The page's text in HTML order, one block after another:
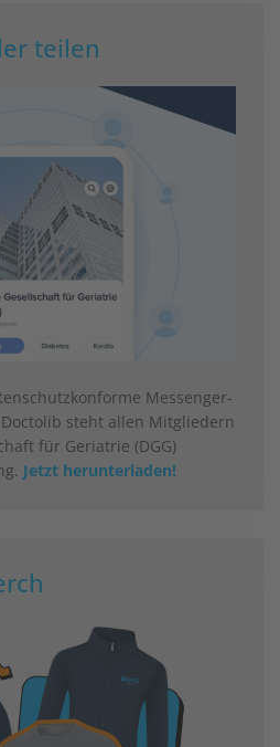
teilen
Messenger-
steht allen Mitgliedern
für Geriatrie (DGG)
Jetzt herunterladen!